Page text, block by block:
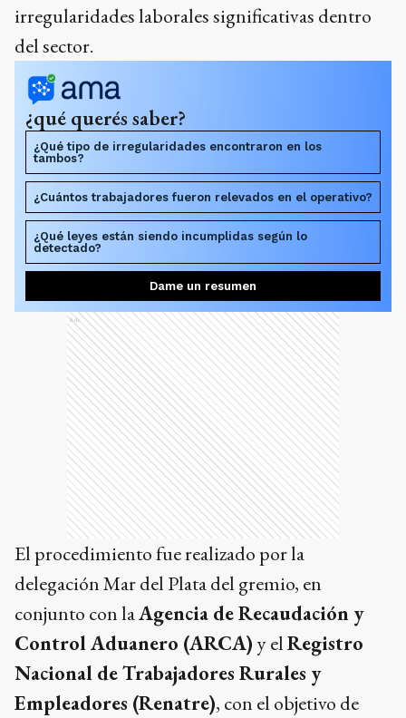
irregularidades laborales significativas dentro
del sector.
¿qué querés saber?
¿Qué tipo de irregularidades encontraron en los
tambos?
¿Cuántos trabajadores fueron relevados en el operativo?
¿Qué leyes están siendo incumplidas según lo
detectado?
Dame un resumen
Ads
El procedimiento fue realizado por la
delegación Mar del Plata del gremio, en
conjunto con laAgencia de Recaudación y
Control Aduanero (ARCA) y elRegistro
Nacional de Trabajadores Rurales y
Empleadores (Renatre), con el objetivo de